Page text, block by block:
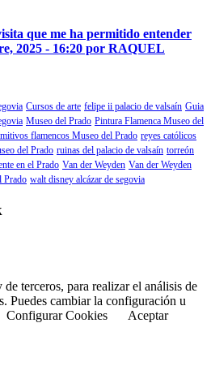
que me ha permitido entender
2025 - 16:20 por RAQUEL
Cursos de arte felipe ii palacio de valsaín Guia
Museo del Prado Pintura Flamenca Museo del
flamencos Museo del Prado reyes católicos
del Prado ruinas del palacio de valsaín torreón
en el Prado Van der Weyden Van der Weyden
Prado walt disney alcázar de segovia
terceros, para realizar el análisis de
Puedes cambiar la configuración u
Configurar Cookies
Aceptar